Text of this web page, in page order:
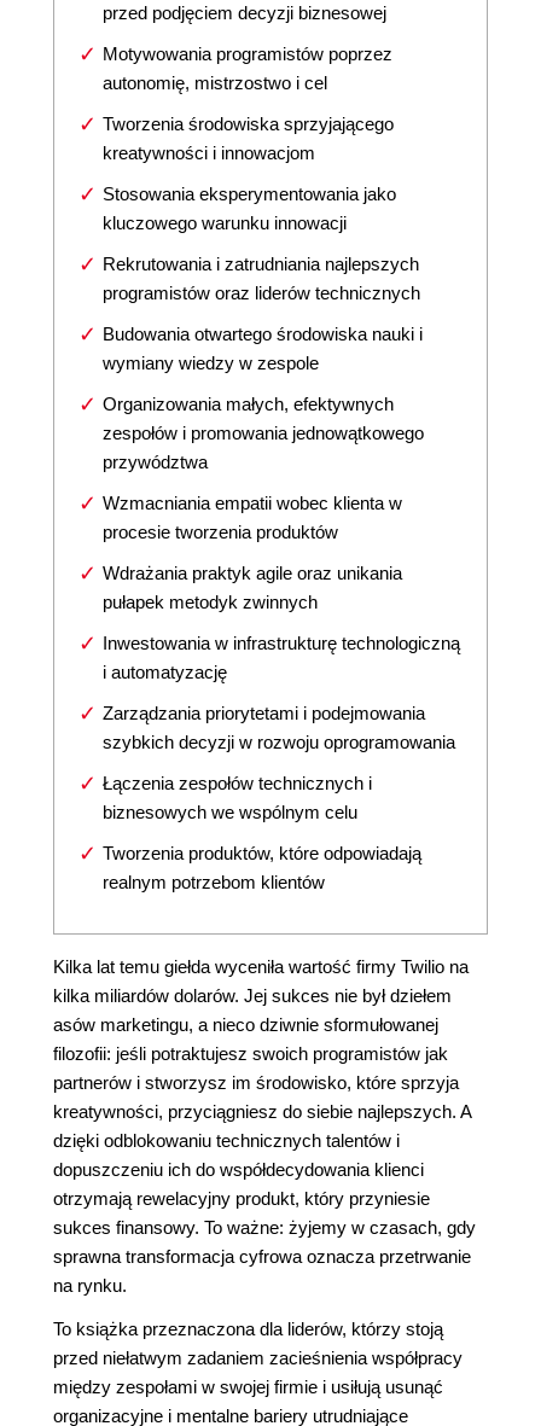
przed podjęciem decyzji biznesowej
Motywowania programistów poprzez
autonomię, mistrzostwo i cel
Tworzenia środowiska sprzyjającego
kreatywności i innowacjom
Stosowania eksperymentowania jako
kluczowego warunku innowacji
Rekrutowania i zatrudniania najlepszych
programistów oraz liderów technicznych
Budowania otwartego środowiska nauki i
wymiany wiedzy w zespole
Organizowania małych, efektywnych
zespołów i promowania jednowątkowego
przywództwa
Wzmacniania empatii wobec klienta w
procesie tworzenia produktów
Wdrażania praktyk agile oraz unikania
pułapek metodyk zwinnych
Inwestowania w infrastrukturę technologiczną
i automatyzację
Zarządzania priorytetami i podejmowania
szybkich decyzji w rozwoju oprogramowania
Łączenia zespołów technicznych i
biznesowych we wspólnym celu
Tworzenia produktów, które odpowiadają
realnym potrzebom klientów
Kilka lat temu giełda wyceniła wartość firmy Twilio na
kilka miliardów dolarów. Jej sukces nie był dziełem
asów marketingu, a nieco dziwnie sformułowanej
filozofii: jeśli potraktujesz swoich programistów jak
partnerów i stworzysz im środowisko, które sprzyja
kreatywności, przyciągniesz do siebie najlepszych. A
dzięki odblokowaniu technicznych talentów i
dopuszczeniu ich do współdecydowania klienci
otrzymają rewelacyjny produkt, który przyniesie
sukces finansowy. To ważne: żyjemy w czasach, gdy
sprawna transformacja cyfrowa oznacza przetrwanie
na rynku.
To książka przeznaczona dla liderów, którzy stoją
przed niełatwym zadaniem zacieśnienia współpracy
między zespołami w swojej firmie i usiłują usunąć
organizacyjne i mentalne bariery utrudniające